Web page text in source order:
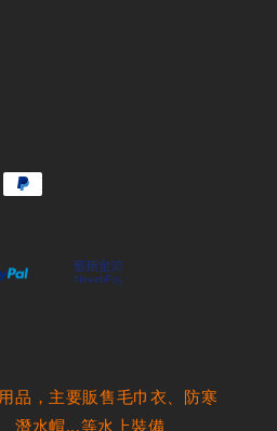
品，主要販售毛巾衣、防寒